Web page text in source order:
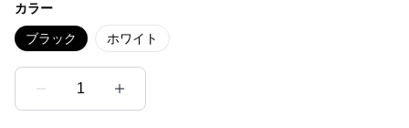
カラー
ブラック ホワイト
1